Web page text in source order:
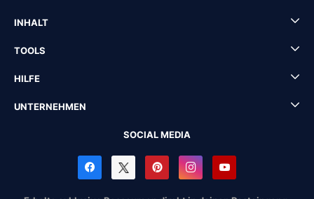
INHALT
TOOLS
HILFE
UNTERNEHMEN
SOCIAL MEDIA